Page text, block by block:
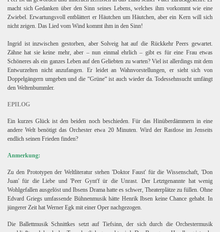
macht sich Gedanken über den Sinn seines Lebens, welches ihm vorkommt wie eine
Zwiebel. Erwartungsvoll entblättert er Häutchen um Häutchen, aber ein Kern will sich
nicht zeigen. Das Lied vom Wind kommt ihm in den Sinn!
Ingrid ist inzwischen gestorben, aber Solveig hat auf die Rückkehr Peers gewartet.
Zähne hat sie keine mehr, aber – nun einmal ehrlich – gibt es für eine Frau etwas
Schöneres als ein ganzes Leben auf den Geliebten zu warten? Viel ist allerdings mit dem
Entwurzelten nicht anzufangen. Er leidet an Wahnvorstellungen, er sieht sich von
Doppelgängern umgeben und die “Grüne“ ist auch wieder da. Todessehnsucht umfängt
den Weltenbummler.
EPILOG
Ein kurzes Glück ist den beiden noch beschieden. Für das Hinüberdämmern in eine
andere Welt benötigt das Orchester etwa 20 Minuten. Wird der Rastlose im Jenseits
endlich seinen Frieden finden?
Anmerkung:
Zu den Prototypen der Weltliteratur stehen 'Doktor Faust' für die Wissenschaft, 'Don
Juan' für die Liebe und 'Peer Gynt'f ür die Unrast. Der Letztgenannte hat wenig
Wohlgefallen ausgelöst und Ibsens Drama hatte es schwer, Theaterplätze zu füllen. Ohne
Edvard Griegs umfassende Bühnenmusik hätte Henrik Ibsen keine Chance gehabt. In
jüngerer Zeit hat Werner Egk mit einer Oper nachgezogen.
Die Ballettmusik Schnittkes setzt auf Tiefsinn, der sich durch die Orchestermusik